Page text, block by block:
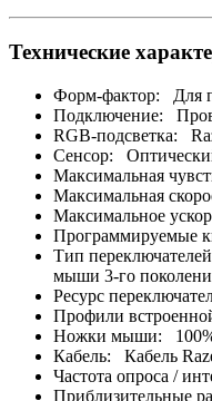
Технические
Форм-фактор: Для
Подключение:
RGB-подсветка:
Сенсор:
Максимальная
Максимальная
Максимальное
Программируемые
Тип
мыши 3-го
Ресурс
Профили
Ножки мыши: 100%
Кабель: Кабель
Частота опроса /
Приблизительные